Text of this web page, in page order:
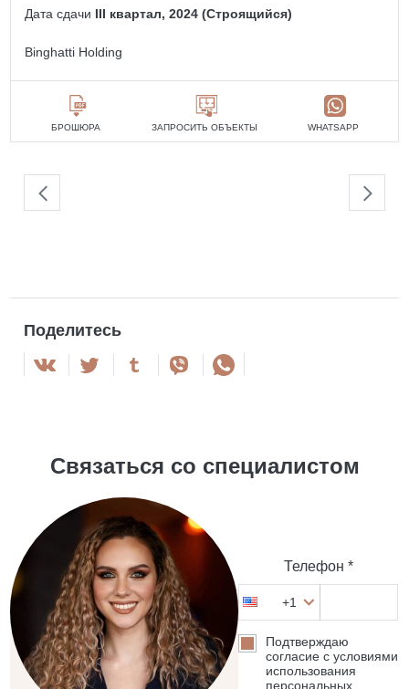
Дата сдачи III квартал, 2024 (Строящийся)
Binghatti Holding
БРОШЮРА ЗАПРОСИТЬ ОБЪЕКТЫ WHATSAPP
Поделитесь
Связаться со специалистом
Телефон *
+1
Подтверждаю
согласие с условиями
использования
персональных